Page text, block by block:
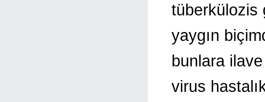
tüberkülozis
yaygın
bunlara
virus